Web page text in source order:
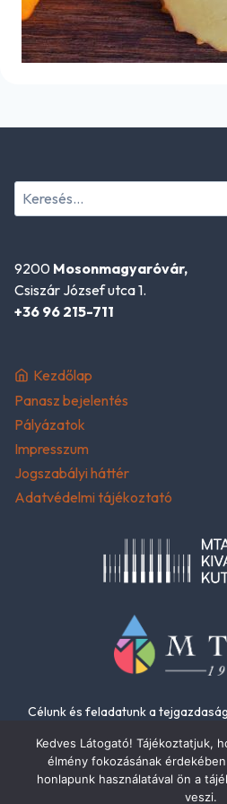
Keresés:
9200 Mosonmagyaróvár,
Csiszár József utca 1.
+36 96 215-711
Kezdőlap
Panasz bejelentés
Pályázatok
Impresszum
Jogszabályi háttér
Adatvédelmi tájékoztató
Célunk és feladatunk a
Kedves Látogató! Tájékoztatjuk,
élmény fokozásának
honlapunk használatával ön a
veszi.